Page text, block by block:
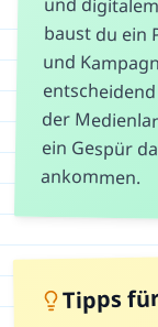
ankommen.
Tipps